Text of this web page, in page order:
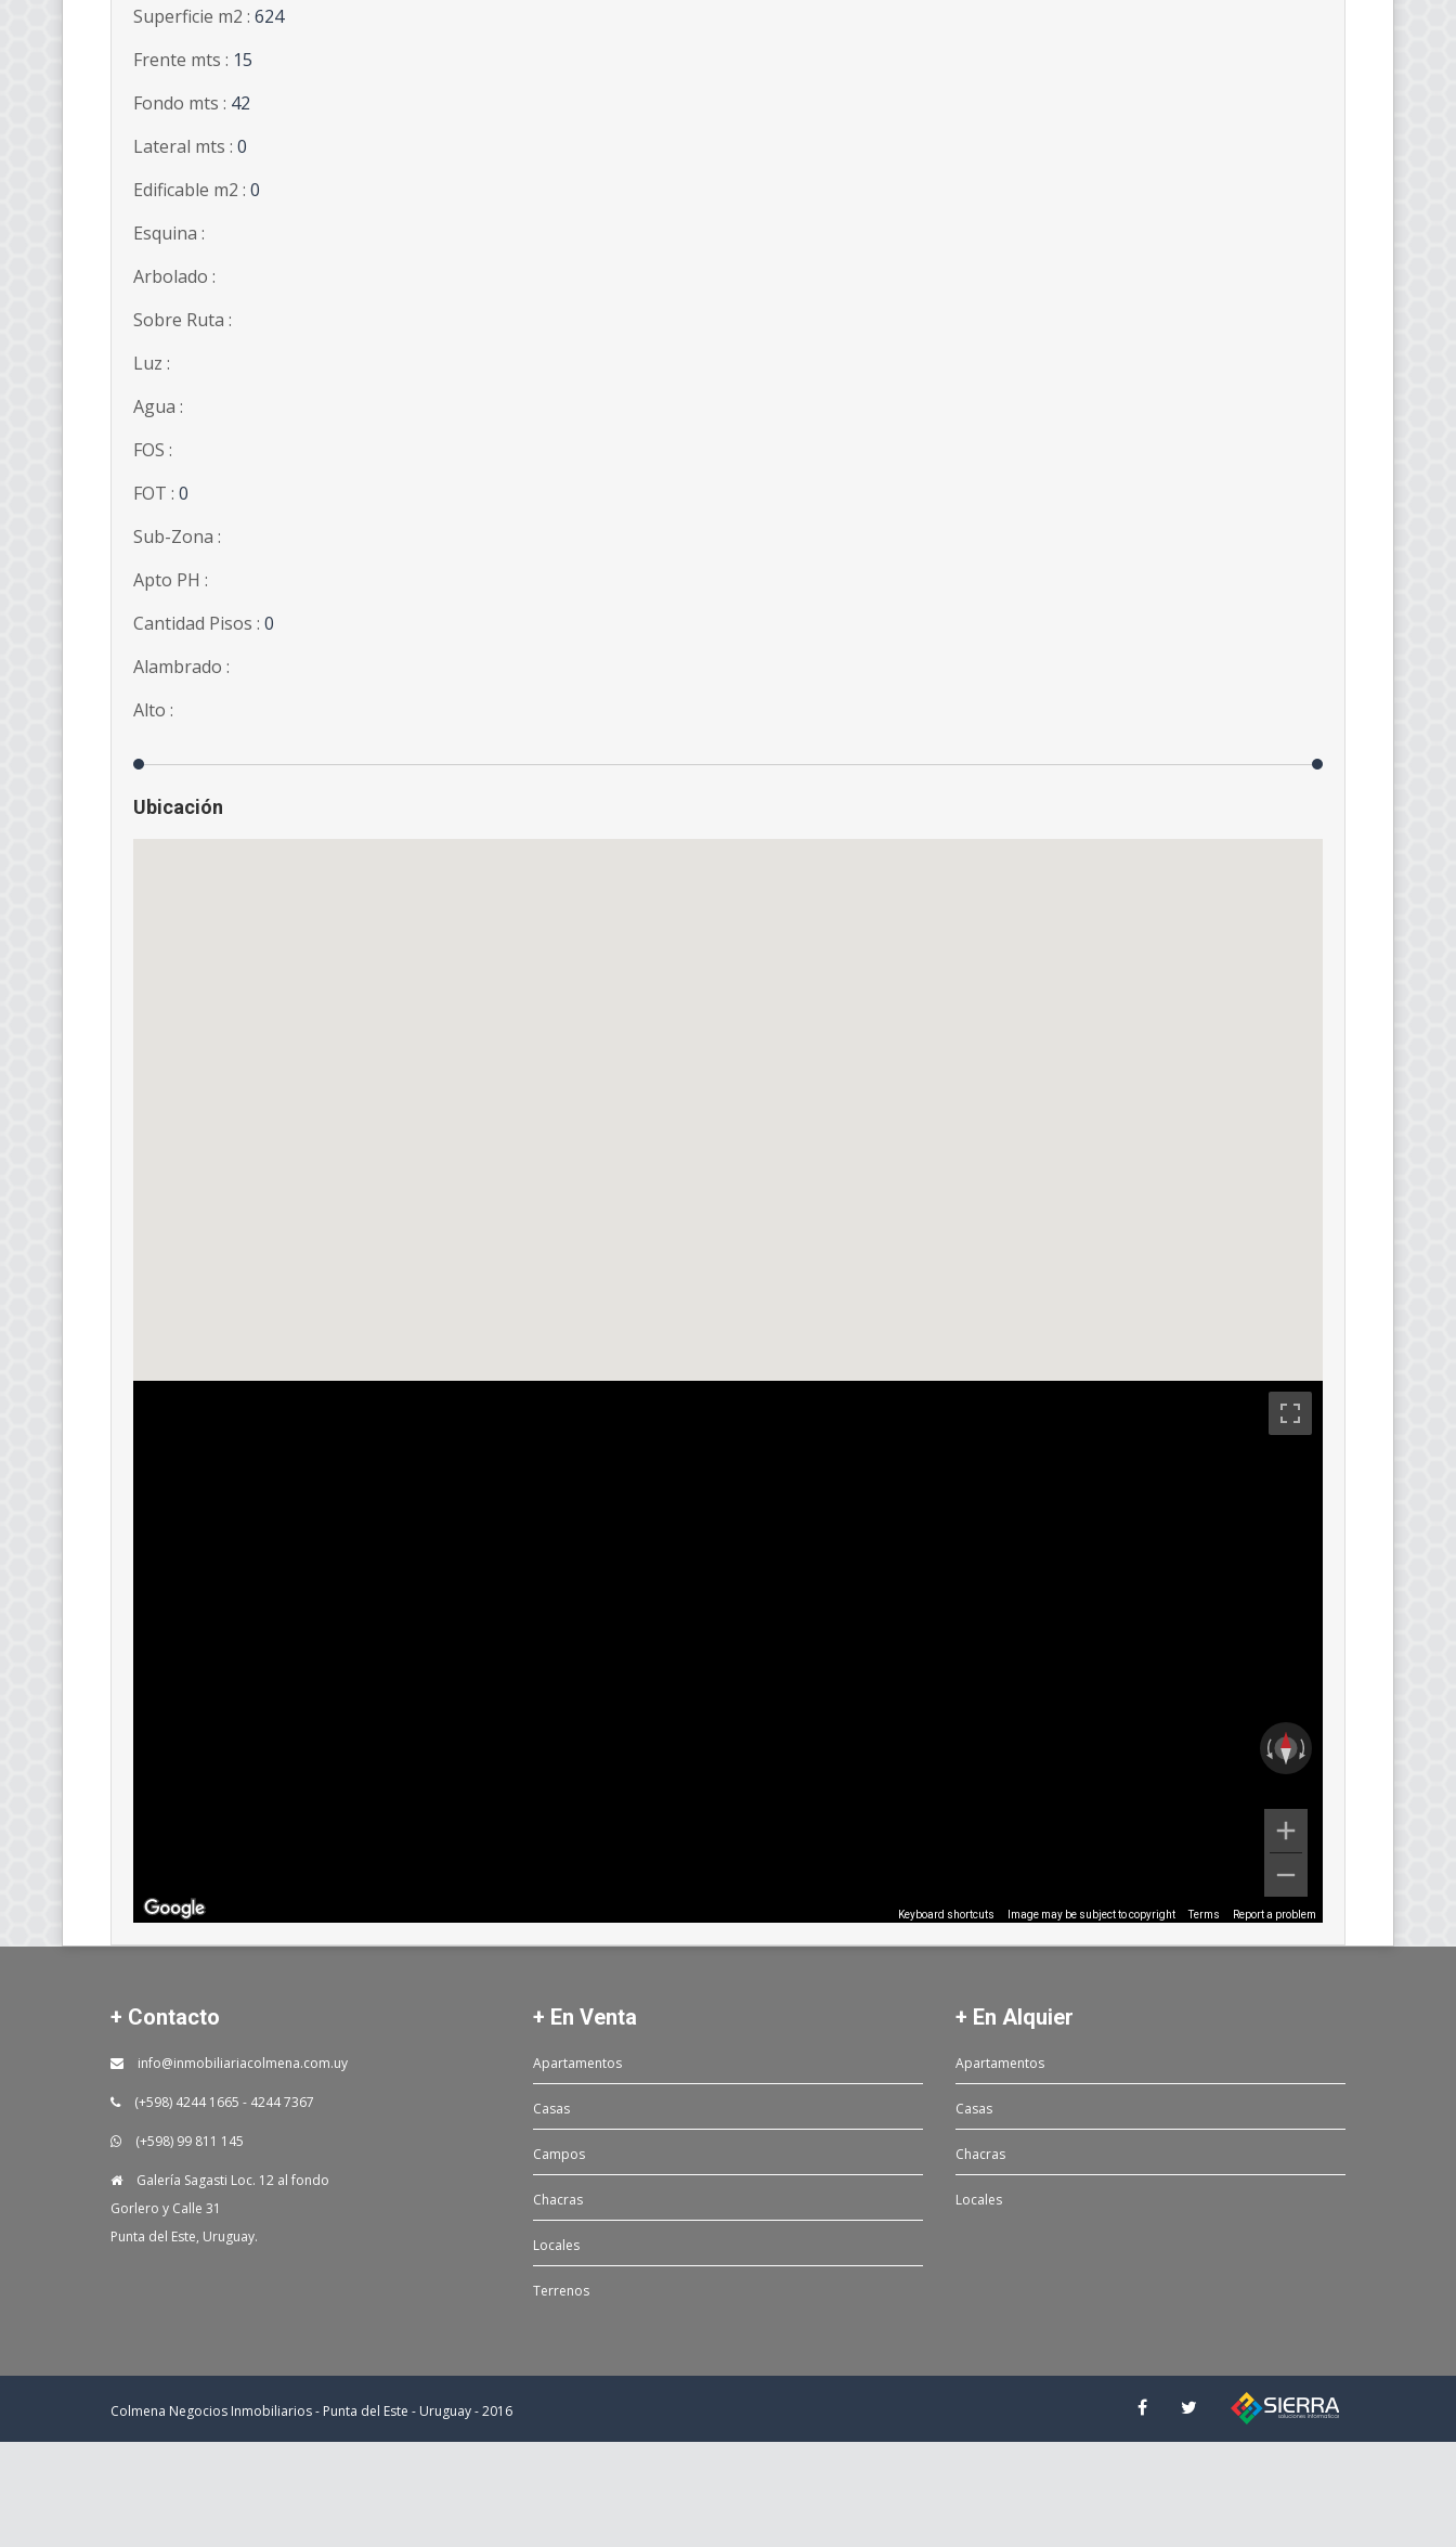
Superficie m2 : 624
Frente mts : 15
Fondo mts : 42
Lateral mts : 0
Edificable m2 : 0
Esquina :
Arbolado :
Sobre Ruta :
Luz :
Agua :
FOS :
FOT : 0
Sub-Zona :
Apto PH :
Cantidad Pisos : 0
Alambrado :
Alto :
Ubicación
Keyboard shortcuts Image may be subject to copyright Terms Report a problem
+ Contacto
info@inmobiliariacolmena.com.uy
(+598) 4244 1665 - 4244 7367
(+598) 99 811 145
Galería Sagasti Loc. 12 al fondo
Gorlero y Calle 31
Punta del Este, Uruguay.
+ En Venta
Apartamentos
Casas
Campos
Chacras
Locales
Terrenos
+ En Alquier
Apartamentos
Casas
Chacras
Locales
Colmena Negocios Inmobiliarios - Punta del Este - Uruguay - 2016